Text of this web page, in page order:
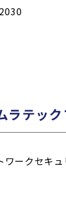
ラテッ
ークセキ